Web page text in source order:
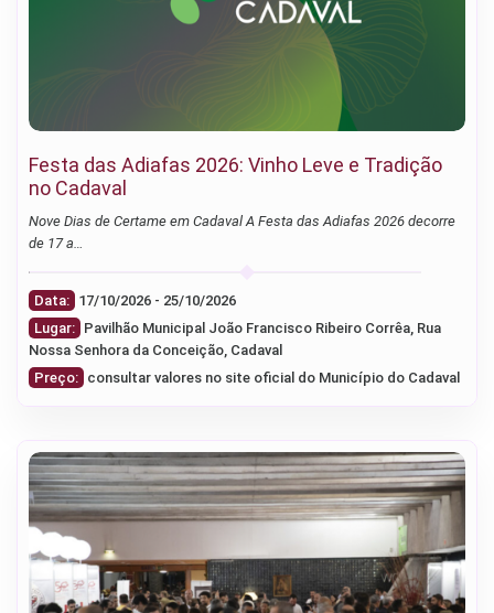
Festa das Adiafas 2026: Vinho Leve e Tradição
no Cadaval
Nove Dias de Certame em Cadaval A Festa das Adiafas 2026 decorre
de 17 a…
Data:
17/10/2026 - 25/10/2026
Lugar: Pavilhão Municipal João Francisco Ribeiro Corrêa, Rua
Nossa Senhora da Conceição, Cadaval
Preço: consultar valores no site oficial do Município do Cadaval